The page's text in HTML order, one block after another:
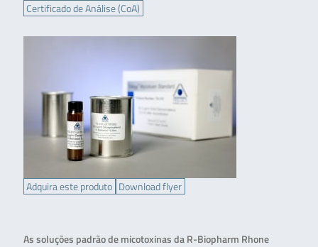
Certificado de Análise (CoA)
Adquira este produto Download flyer
As soluções padrão de micotoxinas da R-Biopharm Rhone